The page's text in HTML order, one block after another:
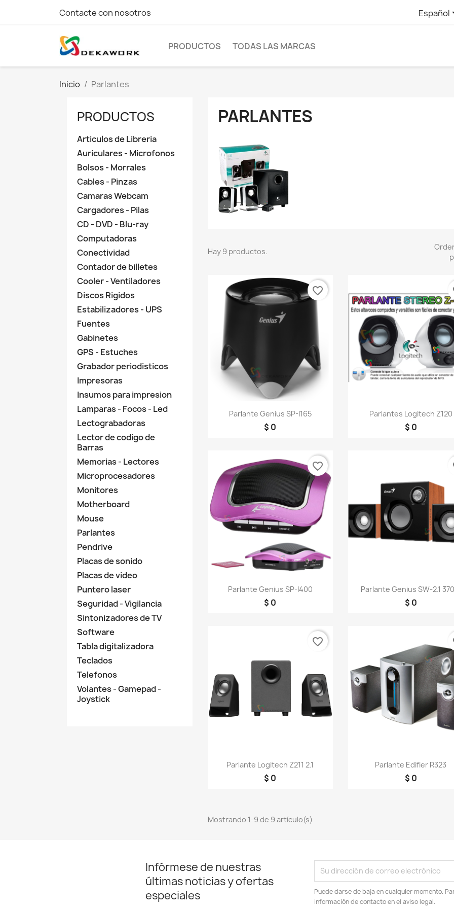
Contacte con nosotros Español
PRODUCTOS TODAS LAS MARCAS
Inicio Parlantes
PRODUCTOS
Articulos de Libreria
Auriculares - Microfonos
Bolsos - Morrales
Cables - Pinzas
Camaras Webcam
Cargadores - Pilas
CD - DVD - Blu-ray
Computadoras
Conectividad
Contador de billetes
Cooler - Ventiladores
Discos Rigidos
Estabilizadores - UPS
Fuentes
Gabinetes
GPS - Estuches
Grabador periodisticos
Impresoras
Insumos para impresion
Lamparas - Focos - Led
Lectograbadoras
Lector de codigo de
Barras
Memorias - Lectores
Microprocesadores
Monitores
Motherboard
Mouse
Parlantes
Pendrive
Placas de sonido
Placas de video
Puntero laser
Seguridad - Vigilancia
Sintonizadores de TV
Software
Tabla digitalizadora
Teclados
Telefonos
Volantes - Gamepad -
Joystick
PARLANTES
Hay 9 productos.
Vista rápida
Parlante Genius SP-I165
$ 0
favorite_border
Vista rápida
Parlantes Logitech Z120
$ 0
Vista rápida
Parlante Genius SP-I400
$ 0
favorite_border
Vista rápida
Parlante Genius SW-2.1
$ 0
Vista rápida
Parlante Logitech Z211 2.1
$ 0
favorite_border
Vista rápida
Parlante Edifier R323
$ 0
Mostrando 1-9 de 9 artículo(s)
Infórmese de nuestras
últimas noticias y ofertas
especiales
Puede darse de baja en cualquier momento.
información de contacto en el aviso legal.